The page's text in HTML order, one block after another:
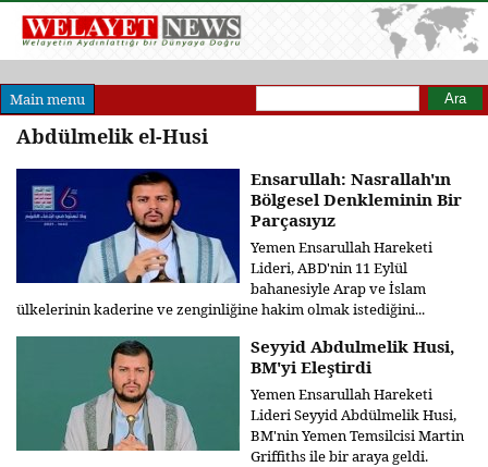
Main menu Arama formu
Ara
Abdülmelik el-Husi
Ensarullah: Nasrallah'ın
Bölgesel Denkleminin Bir
Parçasıyız
Yemen Ensarullah Hareketi
Lideri, ABD'nin 11 Eylül
bahanesiyle Arap ve İslam
ülkelerinin kaderine ve zenginliğine hakim olmak istediğini...
Seyyid Abdulmelik Husi,
BM'yi Eleştirdi
Yemen Ensarullah Hareketi
Lideri Seyyid Abdülmelik Husi,
BM'nin Yemen Temsilcisi Martin
Griffiths ile bir araya geldi.